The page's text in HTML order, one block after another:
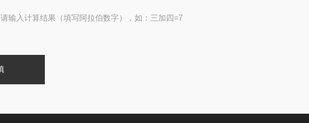
请输入计算结果（填写阿拉伯数字），如：三加四=7